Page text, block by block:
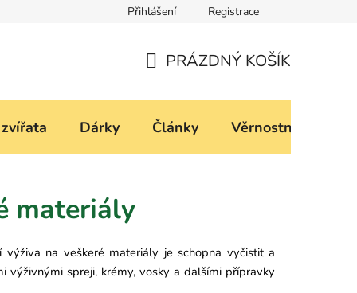
Podmínky ochrany osobních údajů
Přihlášení Registrace
KOŠÍK
PRÁZDNÝ KOŠÍK
Dárky Články Věrnostní program
materiály
na veškeré materiály je schopna vyčistit a
výživnými spreji, krémy, vosky a dalšími přípravky